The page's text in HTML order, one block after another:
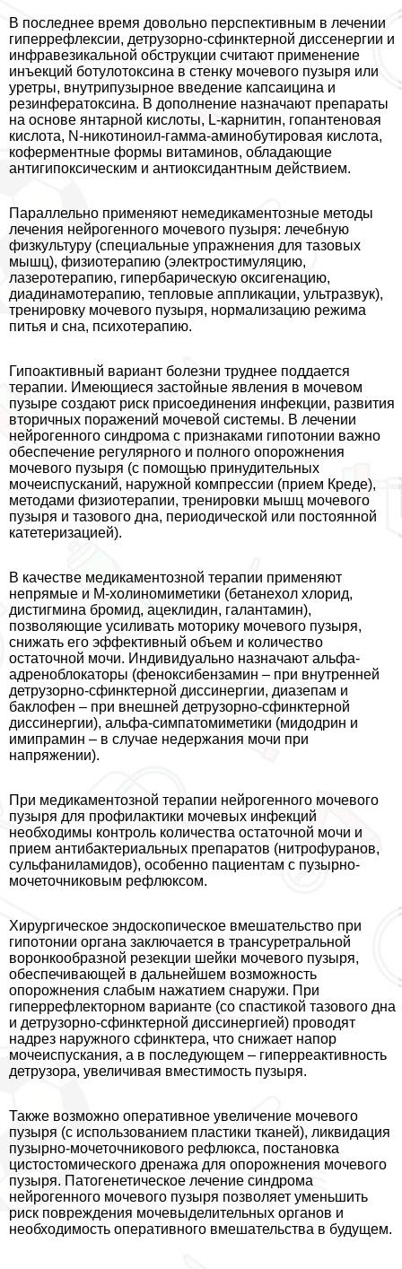
В последнее время довольно перспективным в лечении
гиперрефлексии, детрузорно-сфинктерной диссенергии и
инфравезикальной обструкции считают применение
инъекций ботулотоксина в стенку мочевого пузыря или
уретры, внутрипузырное введение капсаицина и
резинфератоксина. В дополнение назначают препараты
на основе янтарной кислоты, L-карнитин, гопантеновая
кислота, N-никотиноил-гамма-аминобутировая кислота,
коферментные формы витаминов, обладающие
антигипоксическим и антиоксидантным действием.
Параллельно применяют немедикаментозные методы
лечения нейрогенного мочевого пузыря: лечебную
физкультуру (специальные упражнения для тазовых
мышц), физиотерапию (электростимуляцию,
лазеротерапию, гипербарическую оксигенацию,
диадинамотерапию, тепловые аппликации, ультразвук),
тренировку мочевого пузыря, нормализацию режима
питья и сна, психотерапию.
Гипоактивный вариант болезни труднее поддается
терапии. Имеющиеся застойные явления в мочевом
пузыре создают риск присоединения инфекции, развития
вторичных поражений мочевой системы. В лечении
нейрогенного синдрома с признаками гипотонии важно
обеспечение регулярного и полного oпopoжнения
мочевого пузыря (с помощью принудительных
мочеиспусканий, наружной компрессии (прием Креде),
методами физиотерапии, тренировки мышц мочевого
пузыря и тазового дна, периодической или постоянной
катетеризацией).
В качестве медикаментозной терапии применяют
непрямые и М-холиномиметики (бетанехол хлорид,
дистигмина бромид, ацеклидин, галантамин),
позволяющие усиливать моторику мочевого пузыря,
снижать его эффективный объем и количество
остаточной мочи. Индивидуально назначают альфа-
адреноблокаторы (феноксибензамин – при внутренней
детрузорно-сфинктерной диссинергии, диазепам и
баклофен – при внешней детрузорно-сфинктерной
диссинергии), альфа-симпатомиметики (мидодрин и
имипрамин – в случае недержания мочи при
напряжении).
При медикаментозной терапии нейрогенного мочевого
пузыря для профилактики мочевых инфекций
необходимы контроль количества остаточной мочи и
прием антибактериальных препаратов (нитрофуранов,
сульфаниламидов), особенно пациентам с пузырно-
мочеточниковым рефлюксом.
Хирургическое эндоскопическое вмешательство при
гипотонии органа заключается в трaнcуретральной
воронкообразной резекции шейки мочевого пузыря,
обеспечивающей в дальнейшем возможность
oпopoжнения слабым нажатием снаружи. При
гиперрефлекторном варианте (со спастикой тазового дна
и детрузорно-сфинктерной диссинергией) проводят
надрез наружного сфинктера, что снижает напор
мочеиспускания, а в последующем – гиперреактивность
детрузора, увеличивая вместимость пузыря.
Также возможно оперативное увеличение мочевого
пузыря (с использованием пластики тканей), ликвидация
пузырно-мочеточникового рефлюкса, постановка
цистостомического дренажа для oпopoжнения мочевого
пузыря. Патогенетическое лечение синдрома
нейрогенного мочевого пузыря позволяет уменьшить
риск повреждения мочевыделительных органов и
необходимость оперативного вмешательства в будущем.